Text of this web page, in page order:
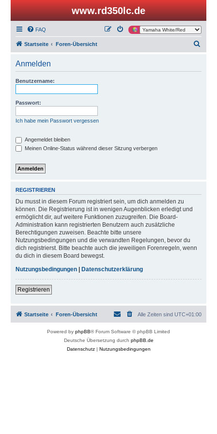
www.rd350lc.de
FAQ
Startseite Foren-Übersicht
Anmelden
Benutzername:
Passwort:
Ich habe mein Passwort vergessen
Angemeldet bleiben
Meinen Online-Status während dieser Sitzung verbergen
REGISTRIEREN
Du musst in diesem Forum registriert sein, um dich anmelden zu
können. Die Registrierung ist in wenigen Augenblicken erledigt und
ermöglicht dir, auf weitere Funktionen zuzugreifen. Die Board-
Administration kann registrierten Benutzern auch zusätzliche
Berechtigungen zuweisen. Beachte bitte unsere
Nutzungsbedingungen und die verwandten Regelungen, bevor du
dich registrierst. Bitte beachte auch die jeweiligen Forenregeln, wenn
du dich in diesem Board bewegst.
Nutzungsbedingungen| Datenschutzerklärung
Registrieren
Startseite Foren-Übersicht Alle Zeiten sind UTC+01:00
Powered by phpBB® Forum Software © phpBB Limited
Deutsche Übersetzung durch phpBB.de
Datenschutz| Nutzungsbedingungen